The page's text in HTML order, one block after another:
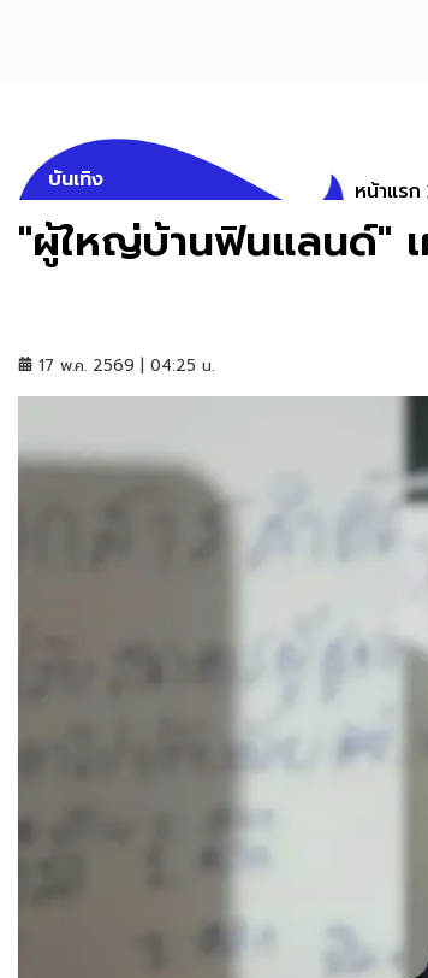
บันเทิง หน้าแรก
"ผู้ใหญ่บ้านฟินแลนด์"
17 พ.ค. 2569 | 04:25 น.